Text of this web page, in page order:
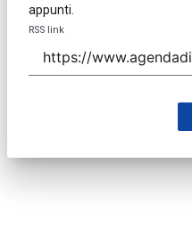
appunti.
RSS link